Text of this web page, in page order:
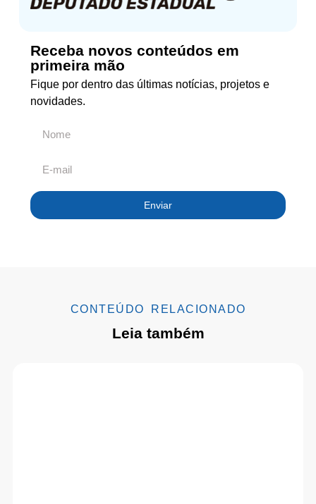
Receba novos conteúdos em
primeira mão
Fique por dentro das últimas notícias, projetos e
novidades.
Enviar
CONTEÚDO RELACIONADO
Leia também